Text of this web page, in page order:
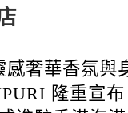
感奢華香氛與
隆重宣